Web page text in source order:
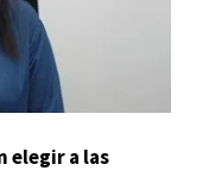
elegir a las